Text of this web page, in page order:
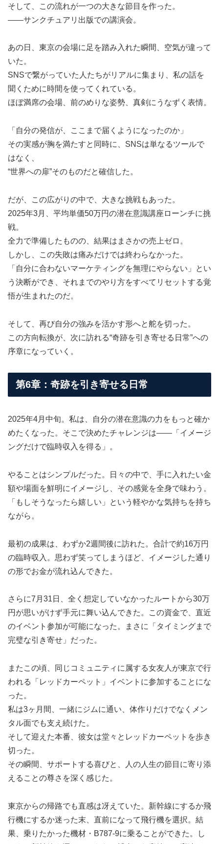
そして、この流れが一つの大きな節目を作った。
――サンクチュアリ出版での講演会。
あの日、東京の会場に足を踏み入れた瞬間、空気が違って
いた。
SNSで繋がっていた人たちがリアルに集まり、私の話を
聞くために時間を使ってくれている。
ほぼ満席の会場、前のめりな姿勢、真剣にうなずく表情。
「自分の発信が、ここまで届くようになったのか」
その実感が胸を満たすと同時に、SNSは単なるツールで
はなく、
“世界への扉”そのものだと確信した。
だが、この広がりの中で、大きな挑戦もあった。
2025年3月、平均単価50万円の潜在意識講座ローンチに挑
戦。
全力で準備したものの、結果はまさかの売上ゼロ。
しかし、この失敗は痛みだけでは終わらなかった。
「自分に合わないマーケティングを無理にやらない」とい
う決断ができ、それまでのやり方をすべてリセットする覚
悟が生まれたのだ。
そして、再び自分の強みを活かす形へと舵を切った。
この方向転換が、次に訪れる“奇跡を引き寄せる日常”への
序章になっていく。
第6章：奇跡を引き寄せる日常
2025年4月中旬。私は、自分の潜在意識の力をもっと確か
めたくなった。そこで決めたチャレンジは――「イメージ
ングだけで臨時収入を得る」。
やることはシンプルだった。日々の中で、手に入れたい金
額や場面を鮮明にイメージし、その感覚を全身で味わう。
「もしそうなったら嬉しい」という軽やかな気持ちを持ち
ながら。
最初の成果は、わずか2週間後に訪れた。合計で約16万円
の臨時収入。思わず笑ってしまうほど、イメージした通り
の形でお金が流れ込んできた。
さらに7月31日、全く想定していなかったルートから30万
円が思いがけず手元に舞い込んできた。この資金で、直近
のイベント参加が可能になった。まさに「タイミングまで
完璧な引き寄せ」だった。
またこの頃、同じコミュニティに属する女友人が東京で行
われる「レッドカーペット」イベントに参加することにな
った。
私は3ヶ月間、一緒にジムに通い、体作りだけでなくメン
タル面でも支え続けた。
そして迎えた本番、彼女は堂々とレッドカーペットを歩き
切った。
その瞬間、サポートする喜びと、人の人生の節目に寄り添
えることの尊さを深く感じた。
東京からの帰路でも直感は冴えていた。新幹線にするか飛
行機にするか迷った末、直前になって飛行機を選択。結
果、乗りたかった機材・B787-9に乗ることができた。し